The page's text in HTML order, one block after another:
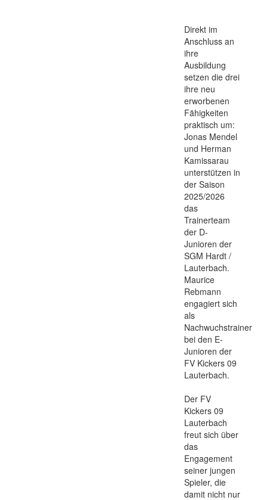
Direkt im
Anschluss an
ihre
Ausbildung
setzen die drei
ihre neu
erworbenen
Fähigkeiten
praktisch um:
Jonas Mendel
und Herman
Kamissarau
unterstützen in
der Saison
2025/2026
das
Trainerteam
der D-
Junioren der
SGM Hardt /
Lauterbach.
Maurice
Rebmann
engagiert sich
als
Nachwuchstrainer
bei den E-
Junioren der
FV Kickers 09
Lauterbach.
Der FV
Kickers 09
Lauterbach
freut sich über
das
Engagement
seiner jungen
Spieler, die
damit nicht nur